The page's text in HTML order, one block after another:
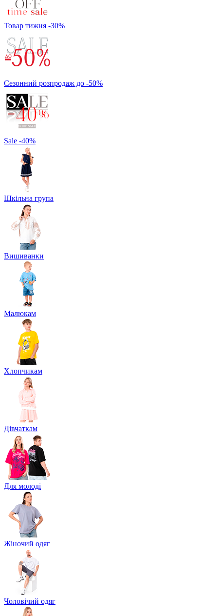
Товар тижня -30%
Сезонний розпродаж до -50%
Sale -40%
Шкільна група
Вишиванки
Малюкам
Хлопчикам
Дівчаткам
Для молоді
Жіночий одяг
Чоловічий одяг